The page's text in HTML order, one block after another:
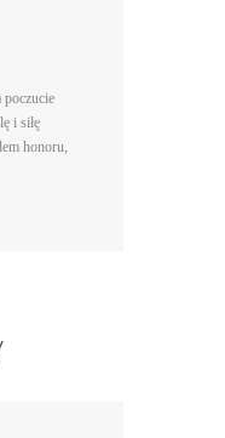
poczucie
i siłę
honoru,